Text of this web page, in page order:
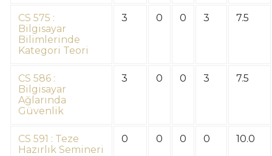
CS 575 :
Bilgisayar
Bilimlerinde
Kategori Teori
3 0 0 3 7.5
CS 586 :
Bilgisayar
Ağlarında
Güvenlik
3 0 0 3 7.5
CS 591 : Teze
Hazırlık Semineri
0 0 0 0 10.0